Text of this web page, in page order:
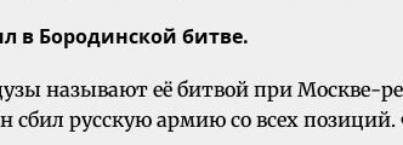
в Бородинской битве.
называют её битвой при Москве-
сбил русскую армию со всех